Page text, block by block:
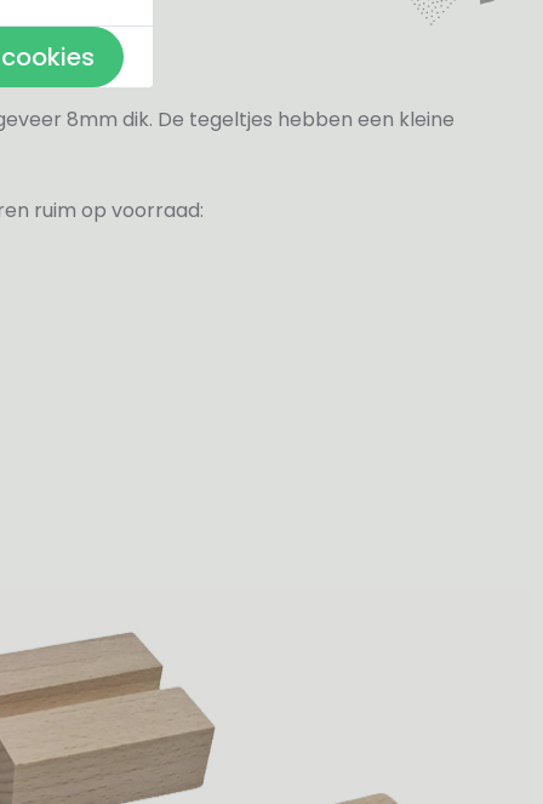
8mm dik. De tegeltjes hebben een kleine
ruim op voorraad: